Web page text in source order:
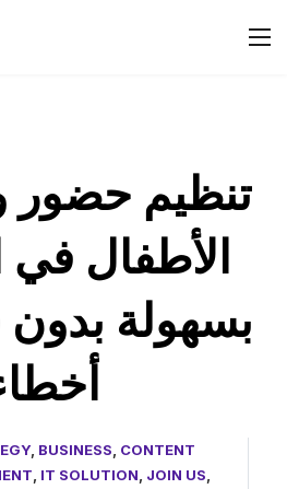
تنظيم حضور
الأطفال في
بسهولة
, BUSINESS CONTENT
IT SOLUTION JOIN US